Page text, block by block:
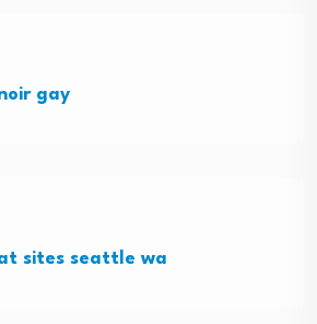
gay
sites seattle wa